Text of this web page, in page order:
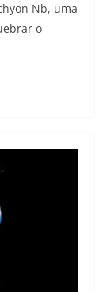
Nb, uma
o